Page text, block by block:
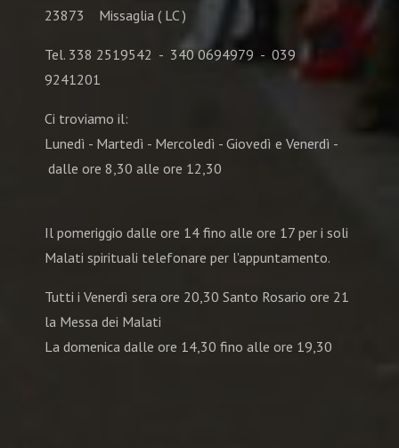
23873 Missaglia ( LC )
Tel. 338 2519542 - 340 0694979 - 039
9241201
Ci troviamo il:
Lunedì - Martedì - Mercoledì - Giovedì e Venerdì -
dalle ore 8,30 alle ore 12,30
Il pomeriggio dalle ore 14 fino alle ore 17 per i soli
Malati spirituali telefonare per l'appuntamento.
Tutti i Venerdì sera ore 20,30 Santo Rosario ore 21
la Messa dei Malati
La domenica dalle ore 14,30 fino alle ore 19,30